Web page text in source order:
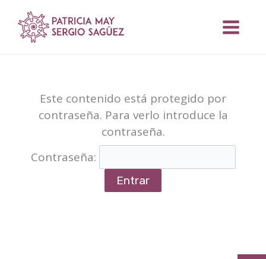
contenido
Este contenido está protegido por
contraseña. Para verlo introduce la
contraseña.
Contraseña: